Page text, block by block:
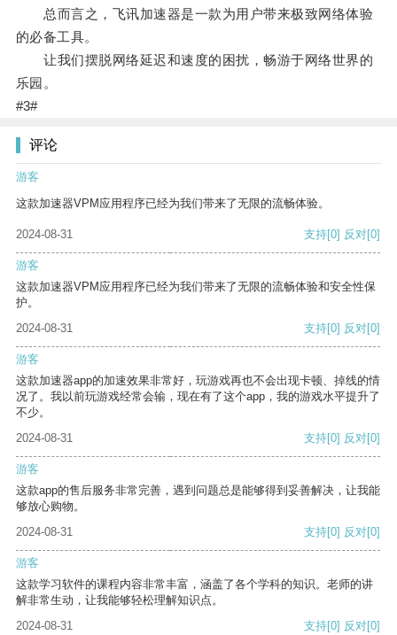
总而言之，飞讯加速器是一款为用户带来极致网络体验
的必备工具。
让我们摆脱网络延迟和速度的困扰，畅游于网络世界的
乐园。
#3#
评论
游客
这款加速器VPM应用程序已经为我们带来了无限的流畅体验。
2024-08-31 支持[0] 反对[0]
游客
这款加速器VPM应用程序已经为我们带来了无限的流畅体验和安全性保
护。
2024-08-31
支持[0] 反对[0]
游客
这款加速器app的加速效果非常好，玩游戏再也不会出现卡顿、掉线的情
况了。我以前玩游戏经常会输，现在有了这个app，我的游戏水平提升了
不少。
2024-08-31
支持[0] 反对[0]
游客
这款app的售后服务非常完善，遇到问题总是能够得到妥善解决，让我能
够放心购物。
2024-08-31
支持[0] 反对[0]
游客
这款学习软件的课程内容非常丰富，涵盖了各个学科的知识。老师的讲
解非常生动，让我能够轻松理解知识点。
2024-08-31
支持[0] 反对[0]